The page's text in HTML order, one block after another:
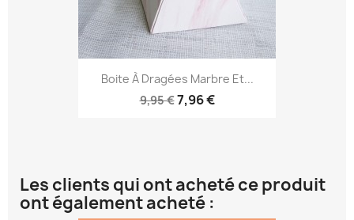
Boite À Dragées Marbre Et...
9,95 €7,96 €
Les clients qui ont acheté ce produit
ont également acheté :